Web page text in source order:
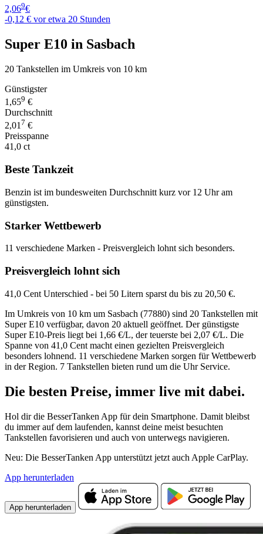
2,069€
-0,12 € vor etwa 20 Stunden
Super E10 in Sasbach
20 Tankstellen im Umkreis von 10 km
Günstigster
1,659 €
Durchschnitt
2,017 €
Preisspanne
41,0 ct
Beste Tankzeit
Benzin ist im bundesweiten Durchschnitt kurz vor 12 Uhr am
günstigsten.
Starker Wettbewerb
11 verschiedene Marken - Preisvergleich lohnt sich besonders.
Preisvergleich lohnt sich
41,0 Cent Unterschied - bei 50 Litern sparst du bis zu 20,50 €.
Im Umkreis von 10 km um Sasbach (77880) sind 20 Tankstellen mit
Super E10 verfügbar, davon 20 aktuell geöffnet. Der günstigste
Super E10-Preis liegt bei 1,66 €/L, der teuerste bei 2,07 €/L. Die
Spanne von 41,0 Cent macht einen gezielten Preisvergleich
besonders lohnend. 11 verschiedene Marken sorgen für Wettbewerb
in der Region. 7 Tankstellen bieten rund um die Uhr Service.
Die besten Preise, immer live mit dabei.
Hol dir die BesserTanken App für dein Smartphone. Damit bleibst
du immer auf dem laufenden, kannst deine meist besuchten
Tankstellen favorisieren und auch von unterwegs navigieren.
Neu: Die BesserTanken App unterstützt jetzt auch Apple CarPlay.
App herunterladen
App herunterladen